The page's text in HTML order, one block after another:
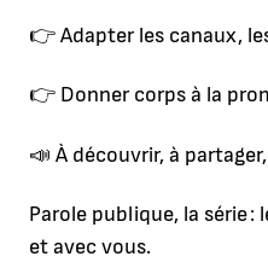
👉 Adapter les canaux,
👉 Donner corps à la
📣 À découvrir, à
Parole publique, la série
et avec vous.